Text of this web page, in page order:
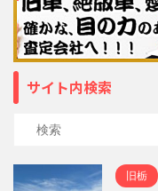
サイト内検索
旧栃